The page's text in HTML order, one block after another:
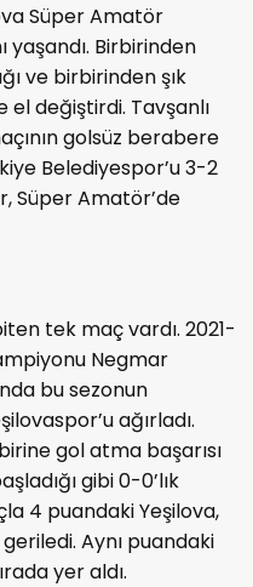
Süper Amatör
yaşandı. Birbirinden
ve birbirinden şık
değiştirdi. Tavşanlı
golsüz berabere
Belediyespor’u 3-2
Süper Amatör’de
tek maç vardı. 2021-
Negmar
bu sezonun
ağırladı.
gol atma başarısı
gibi 0-0’lık
4 puandaki Yeşilova,
Aynı puandaki
yer aldı.